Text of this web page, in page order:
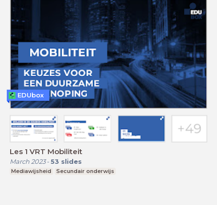
Les 1 VRT Mobiliteit
March 2023- 53 slides
Mediawijsheid Secundair onderwijs
EDUbox